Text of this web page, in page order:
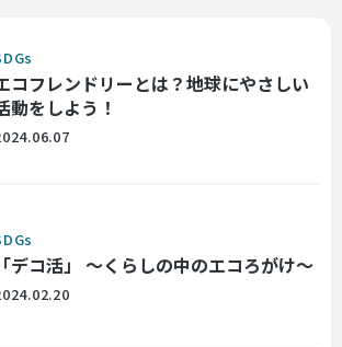
コフレンドリーとは？地球にやさしい
動をしよう！
「デコ活」 ～くらしの中のエコろがけ～